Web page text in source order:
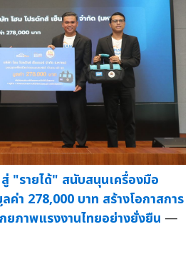
"รายได้" สนับสนุนเครื่องมือ
า 278,000 บาท สร้างโอกาสการ
ยภาพแรงงานไทยอย่างยั่งยืน —